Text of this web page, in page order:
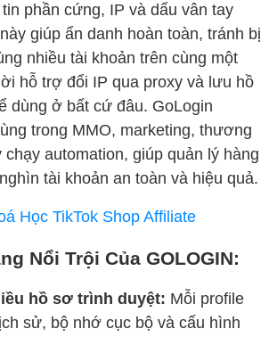
phần cứng, IP và dấu vân tay
giúp ẩn danh hoàn toàn, tránh bị
nhiều tài khoản trên cùng một
hỗ trợ đổi IP qua proxy và lưu hồ
dùng ở bất cứ đâu. GoLogin
trong MMO, marketing, thương
automation, giúp quản lý hàng
tài khoản an toàn và hiệu quả.
Học TikTok Shop Affiliate
Nổi Trội Của GOLOGIN:
hồ sơ trình duyệt: Mỗi profile
sử, bộ nhớ cục bộ và cấu hình